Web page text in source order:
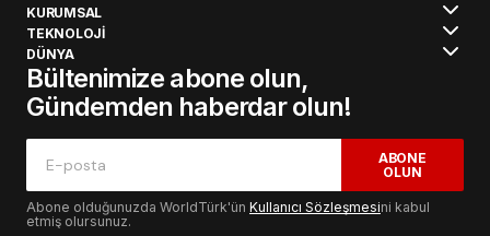
KURUMSAL
TEKNOLOJİ
DÜNYA
Bültenimize abone olun,
Gündemden haberdar olun!
ABONE
OLUN
Abone olduğunuzda WorldTürk'ün Kullanıcı Sözleşmesini kabul
etmiş olursunuz.